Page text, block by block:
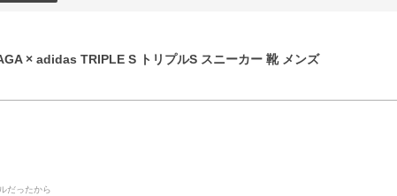
× adidas TRIPLE S トリプルS スニーカー 靴 メンズ
だったから